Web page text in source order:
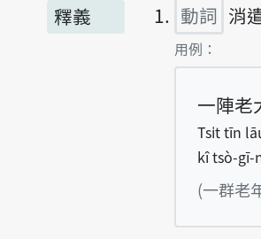
釋義
動詞 消
第1項釋義的
用例：
一陣老
Tsi̍t tīn
kî tsò-gī-
(一群老